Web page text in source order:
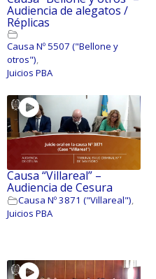
Audiencia de alegatos /
Réplicas
Causa Nº 5507 ("Bellone y
otros"),
Juicios PBA
Causa “Villareal” –
Audiencia de Cesura
Causa Nº 3871 ("Villareal"),
Juicios PBA